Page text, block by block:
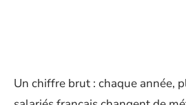
Un chiffre brut : chaque année,